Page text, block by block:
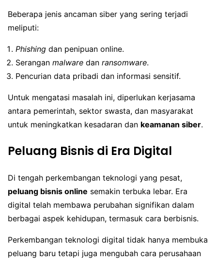
Beberapa jenis ancaman siber yang sering terjadi
meliputi:
Phishing dan penipuan online.
Serangan malware dan ransomware.
Pencurian data pribadi dan informasi sensitif.
Untuk mengatasi masalah ini, diperlukan kerjasama
antara pemerintah, sektor swasta, dan masyarakat
untuk meningkatkan kesadaran dan keamanan siber.
Peluang Bisnis di Era Digital
Di tengah perkembangan teknologi yang pesat,
peluang bisnis online semakin terbuka lebar. Era
digital telah membawa perubahan signifikan dalam
berbagai aspek kehidupan, termasuk cara berbisnis.
Perkembangan teknologi digital tidak hanya membuka
peluang baru tetapi juga mengubah cara perusahaan